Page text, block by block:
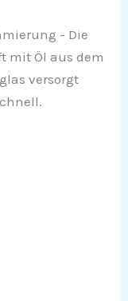
- Die
mit Öl aus dem
versorgt